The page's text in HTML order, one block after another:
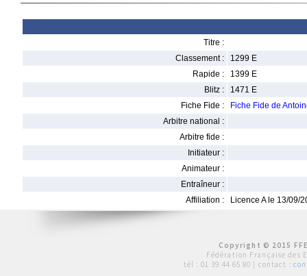
Titre :
Classement :
1299 E
Rapide :
1399 E
Blitz :
1471 E
Fiche Fide :
Fiche Fide de
Arbitre national :
Arbitre fide :
Initiateur :
Animateur :
Entraîneur :
Affiliation :
Licence A le 13/09/
Copyright © 2015
Fédération Française des
tél : 01 39 44 65 80 | contact :